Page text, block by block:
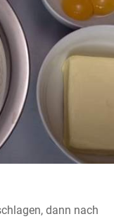
dann nach